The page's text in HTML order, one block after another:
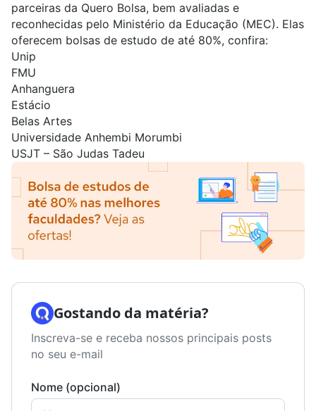
parceiras da Quero Bolsa, bem avaliadas e
reconhecidas pelo Ministério da Educação (MEC). Elas
oferecem bolsas de estudo de até 80%, confira:
Unip
FMU
Anhanguera
Estácio
Belas Artes
Universidade Anhembi Morumbi
USJT – São Judas Tadeu
Gostando da matéria?
Inscreva-se e receba nossos principais posts
no seu e-mail
Nome (opcional)